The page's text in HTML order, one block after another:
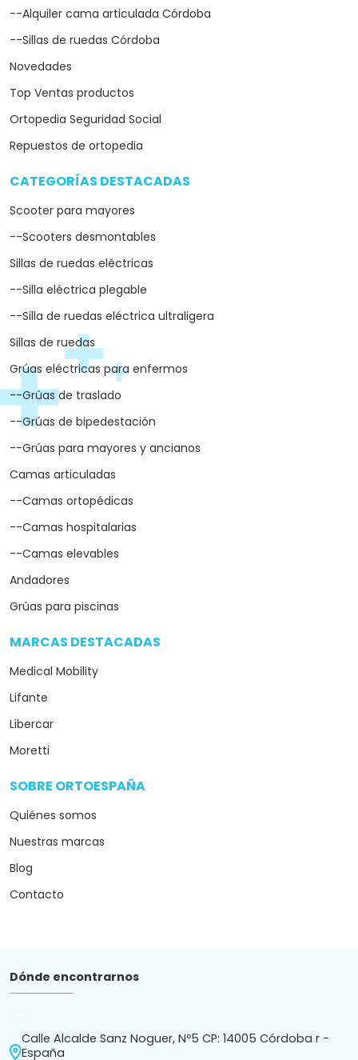
--Alquiler cama articulada Córdoba
--Sillas de ruedas Córdoba
Novedades
Top Ventas productos
Ortopedia Seguridad Social
Repuestos de ortopedia
CATEGORÍAS DESTACADAS
Scooter para mayores
--Scooters desmontables
Sillas de ruedas eléctricas
--Silla eléctrica plegable
--Silla de ruedas eléctrica ultraligera
Sillas de ruedas
Grúas eléctricas para enfermos
--Grúas de traslado
--Grúas de bipedestación
--Grúas para mayores y ancianos
Camas articuladas
--Camas ortopédicas
--Camas hospitalarias
--Camas elevables
Andadores
Grúas para piscinas
MARCAS DESTACADAS
Medical Mobility
Lifante
Libercar
Moretti
SOBRE ORTOESPAÑA
Quiénes somos
Nuestras marcas
Blog
Contacto
Dónde encontrarnos
Calle Alcalde Sanz Noguer, Nº5 CP: 14005 Córdoba r -
España